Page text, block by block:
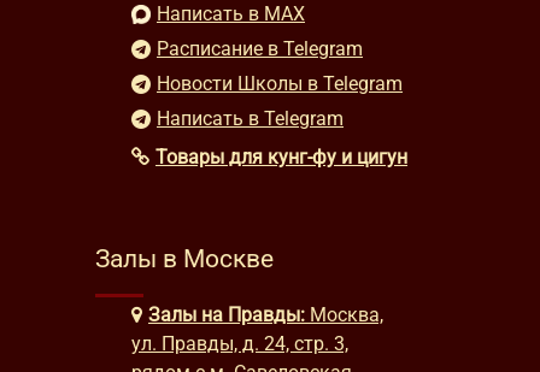
Написать в MAX
Расписание в Telegram
Новости Школы в Telegram
Написать в Telegram
Товары для кунг-фу и цигун
Залы в Москве
Залы на Правды: Москва,
ул. Правды, д. 24, стр. 3,